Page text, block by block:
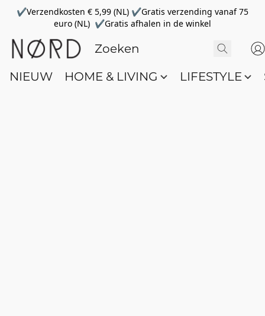
✔Verzendkosten € 5,99 (NL) ✔Gratis verzending vanaf 75
euro (NL) ✔Gratis afhalen in de winkel
NIEUW HOME & LIVING LIFESTYLE